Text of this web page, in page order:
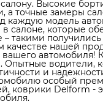
Высокие
а точные замеры
каждую модель
салоне, которые
такими
качестве нашей
автомобиля!
Опытные водители,
и
особый
коврики Delform -